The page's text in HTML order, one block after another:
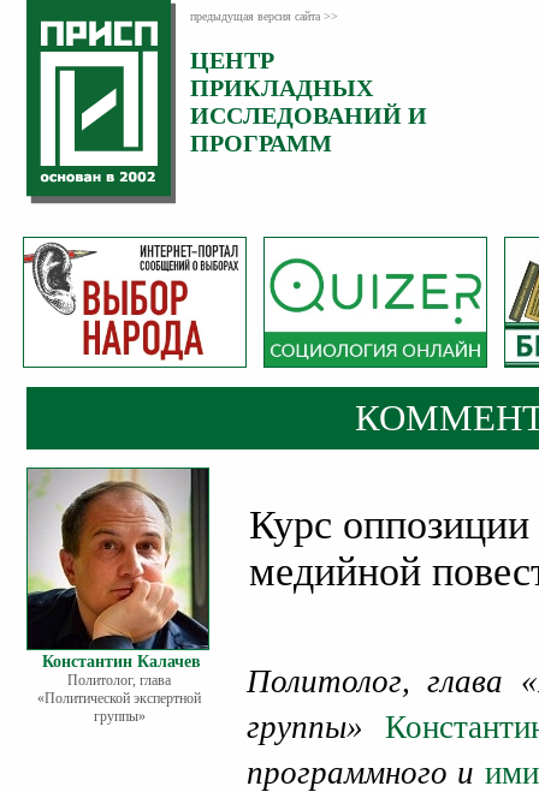
предыдущая версия сайта >>
ЦЕНТР
ПРИКЛАДНЫХ
ИССЛЕДОВАНИЙ И
ПРОГРАММ
Константин Калачев
Политолог, глава
«Политической экспертной
группы»
Курс оппозиции
медийной
Политолог, глава
группы»
программного и
Категория:
Комментарии